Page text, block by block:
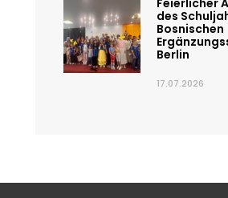
des
Bosnischen
Berlin
17.07.2026